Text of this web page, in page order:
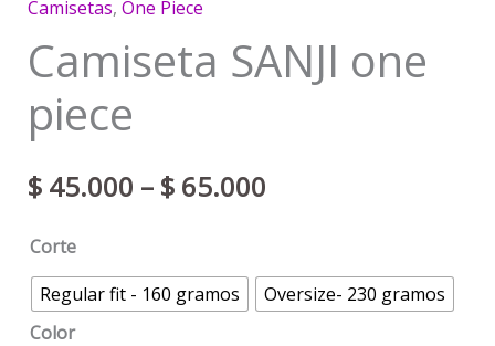
Camisetas, One Piece
Camiseta SANJI one
piece
$45.000 – $65.000
Corte
Regular fit - 160 gramos
Oversize- 230 gramos
Color